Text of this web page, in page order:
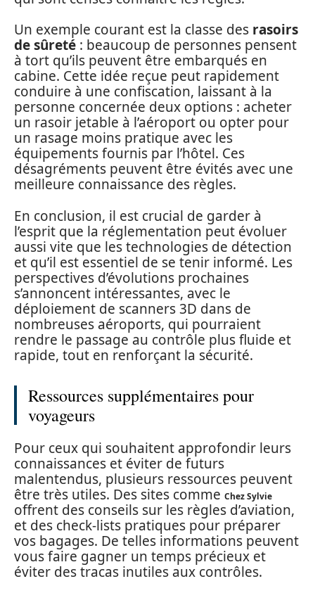
Un exemple courant est la classe des rasoirs
de sûreté : beaucoup de personnes pensent
à tort qu’ils peuvent être embarqués en
cabine. Cette idée reçue peut rapidement
conduire à une confiscation, laissant à la
personne concernée deux options : acheter
un rasoir jetable à l’aéroport ou opter pour
un rasage moins pratique avec les
équipements fournis par l’hôtel. Ces
désagréments peuvent être évités avec une
meilleure connaissance des règles.
En conclusion, il est crucial de garder à
l’esprit que la réglementation peut évoluer
aussi vite que les technologies de détection
et qu’il est essentiel de se tenir informé. Les
perspectives d’évolutions prochaines
s’annoncent intéressantes, avec le
déploiement de scanners 3D dans de
nombreuses aéroports, qui pourraient
rendre le passage au contrôle plus fluide et
rapide, tout en renforçant la sécurité.
Ressources supplémentaires pour
voyageurs
Pour ceux qui souhaitent approfondir leurs
connaissances et éviter de futurs
malentendus, plusieurs ressources peuvent
être très utiles. Des sites comme Chez Sylvie
offrent des conseils sur les règles d’aviation,
et des check-lists pratiques pour préparer
vos bagages. De telles informations peuvent
vous faire gagner un temps précieux et
éviter des tracas inutiles aux contrôles.